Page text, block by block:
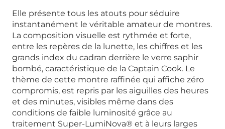
Elle présente tous les atouts pour séduire
instantanément le véritable amateur de montres.
La composition visuelle est rythmée et forte,
entre les repères de la lunette, les chiffres et les
grands index du cadran derrière le verre saphir
bombé, caractéristique de la Captain Cook. Le
thème de cette montre raffinée qui affiche zéro
compromis, est repris par les aiguilles des heures
et des minutes, visibles même dans des
conditions de faible luminosité grâce au
traitement Super-LumiNova® et à leurs larges